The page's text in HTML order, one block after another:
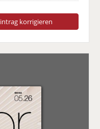
korrigieren